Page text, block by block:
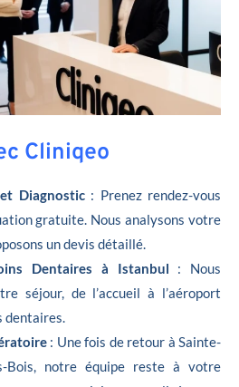
Cliniqeo
Diagnostic: Prenez rendez-vous
gratuite. Nous analysons votre
un devis détaillé.
Dentaires à Istanbul : Nous
séjour, de l’accueil à l’aéroport
dentaires.
: Une fois de retour à Sainte-
Bois, notre équipe reste à votre